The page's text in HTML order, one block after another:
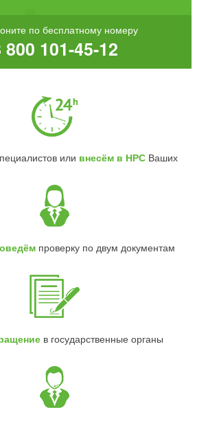
по бесплатному номеру
800 101-45-12
или внесём в НРСВаших
проверку по двум документам
в государственные органы